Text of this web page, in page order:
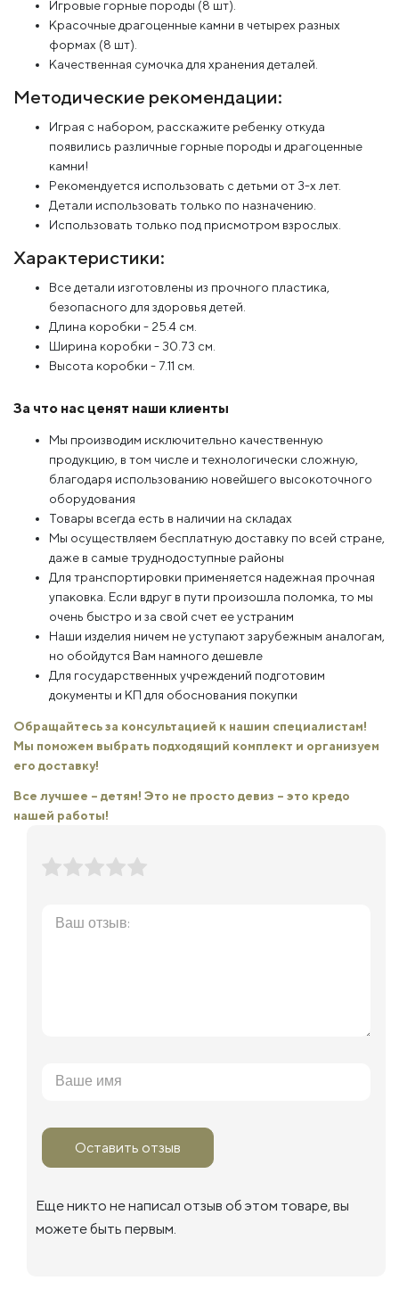
Игровые горные породы (8 шт).
Красочные драгоценные камни в четырех разных
формах (8 шт).
Качественная сумочка для хранения деталей.
Методические рекомендации:
Играя с набором, расскажите ребенку откуда
появились различные горные породы и драгоценные
камни!
Рекомендуется использовать с детьми от 3-х лет.
Детали использовать только по назначению.
Использовать только под присмотром взрослых.
Характеристики:
Все детали изготовлены из прочного пластика,
безопасного для здоровья детей.
Длина коробки - 25.4 см.
Ширина коробки - 30.73 см.
Высота коробки - 7.11 см.
За что нас ценят наши клиенты
Мы производим исключительно качественную
продукцию, в том числе и технологически сложную,
благодаря использованию новейшего высокоточного
оборудования
Товары всегда есть в наличии на складах
Мы осуществляем бесплатную доставку по всей стране,
даже в самые труднодоступные районы
Для транспортировки применяется надежная прочная
упаковка. Если вдруг в пути произошла поломка, то мы
очень быстро и за свой счет ее устраним
Наши изделия ничем не уступают зарубежным аналогам,
но обойдутся Вам намного дешевле
Для государственных учреждений подготовим
документы и КП для обоснования покупки
Обращайтесь за консультацией к нашим специалистам!
Мы поможем выбрать подходящий комплект и организуем
его доставку!
Все лучшее – детям! Это не просто девиз – это кредо
нашей работы!
Оставить отзыв
Еще никто не написал отзыв об этом товаре, вы
можете быть первым.